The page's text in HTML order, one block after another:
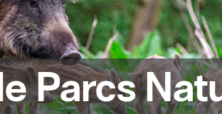
Parcs